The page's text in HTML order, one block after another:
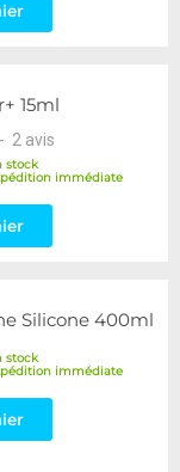
15ml
- 2 avis
stock
immédiate
Silicone 400ml
stock
immédiate